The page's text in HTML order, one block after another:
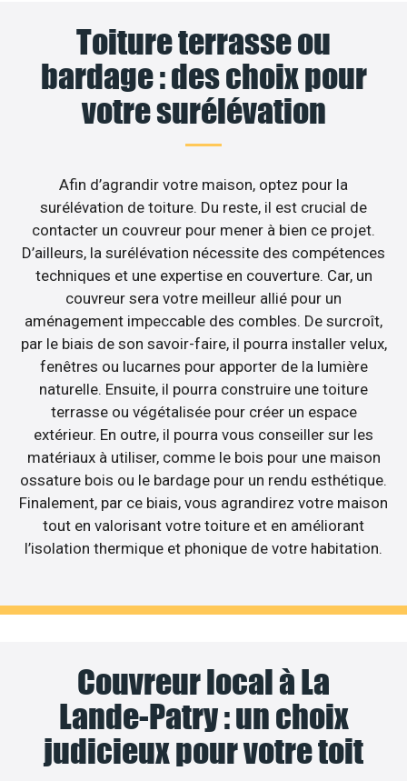
Toiture terrasse ou
bardage : des choix pour
votre surélévation
Afin d’agrandir votre maison, optez pour la
surélévation de toiture. Du reste, il est crucial de
contacter un couvreur pour mener à bien ce projet.
D’ailleurs, la surélévation nécessite des compétences
techniques et une expertise en couverture. Car, un
couvreur sera votre meilleur allié pour un
aménagement impeccable des combles. De surcroît,
par le biais de son savoir-faire, il pourra installer velux,
fenêtres ou lucarnes pour apporter de la lumière
naturelle. Ensuite, il pourra construire une toiture
terrasse ou végétalisée pour créer un espace
extérieur. En outre, il pourra vous conseiller sur les
matériaux à utiliser, comme le bois pour une maison
ossature bois ou le bardage pour un rendu esthétique.
Finalement, par ce biais, vous agrandirez votre maison
tout en valorisant votre toiture et en améliorant
l’isolation thermique et phonique de votre habitation.
Couvreur local à La
Lande-Patry : un choix
judicieux pour votre toit